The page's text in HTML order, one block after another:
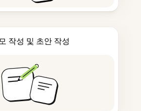
작성 및 초안 작성